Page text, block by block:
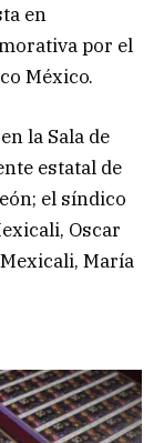
en
por el
México.
la Sala de
estatal de
el síndico
Oscar
María